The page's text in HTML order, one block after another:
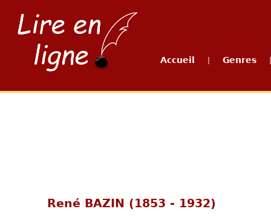
Accueil Genres
René BAZIN (1853 - 1932)